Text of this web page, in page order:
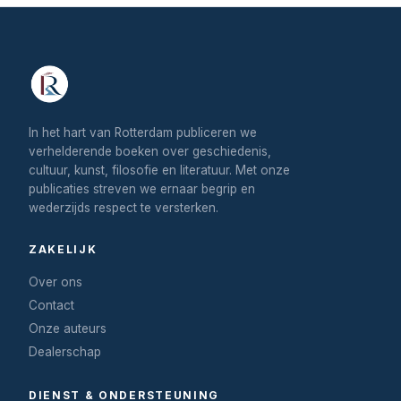
In het hart van Rotterdam publiceren we
verhelderende boeken over geschiedenis,
cultuur, kunst, filosofie en literatuur. Met onze
publicaties streven we ernaar begrip en
wederzijds respect te versterken.
ZAKELIJK
Over ons
Contact
Onze auteurs
Dealerschap
DIENST & ONDERSTEUNING